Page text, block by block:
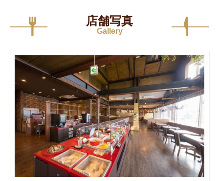
店舗写真
Gallery